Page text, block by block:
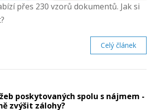
přes 230 vzorů dokumentů. Jak si
Celý článek
poskytovaných spolu s nájmem -
zvýšit zálohy?